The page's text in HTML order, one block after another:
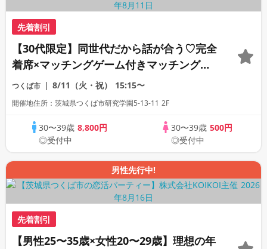
先着割引
【30代限定】同世代だから話が合う♡完全
着席×マッチングゲーム付きマッチングコ
ン
つくば市 8/11（火・祝） 15:15〜
開催地住所：茨城県つくば市研究学園5-13-11 2F
30〜39歳8,800円
◎受付中
30〜39歳 500円
◎受付中
男性先行中!
先着割引
【男性25〜35歳×女性20〜29歳】理想の年